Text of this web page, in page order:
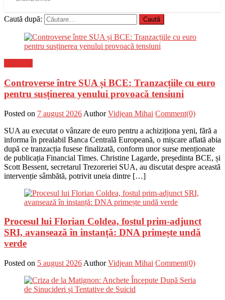
Caută după:
Controverse între SUA și BCE: Tranzacțiile cu euro
pentru susținerea yenului provoacă tensiuni
Posted on 7 august 2026 Author Vidjean Mihai Comment(0)
SUA au executat o vânzare de euro pentru a achiziționa yeni, fără a
informa în prealabil Banca Centrală Europeană, o mișcare aflată abia
după ce tranzacția fusese finalizată, conform unor surse menționate
de publicația Financial Times. Christine Lagarde, președinta BCE, și
Scott Bessent, secretarul Trezoreriei SUA, au discutat despre această
intervenție sâmbătă, potrivit uneia dintre […]
Procesul lui Florian Coldea, fostul prim-adjunct
SRI, avansează în instanță: DNA primește undă
verde
Posted on 5 august 2026 Author Vidjean Mihai Comment(0)